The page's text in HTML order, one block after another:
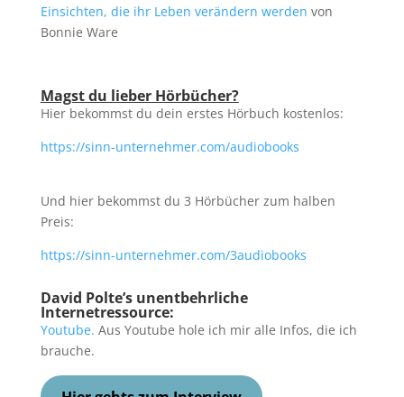
Einsichten, die ihr Leben verändern werden von
Bonnie Ware
Magst du lieber Hörbücher?
Hier bekommst du dein erstes Hörbuch kostenlos:
https://sinn-unternehmer.com/audiobooks
Und hier bekommst du 3 Hörbücher zum halben
Preis:
https://sinn-unternehmer.com/3audiobooks
David Polte’s unentbehrliche
Internetressource:
Youtube. Aus Youtube hole ich mir alle Infos, die ich
brauche.